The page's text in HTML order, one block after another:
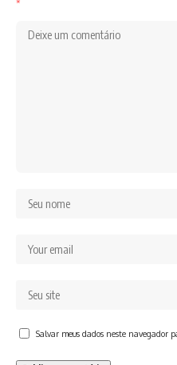
Salvar meus dados neste navegador